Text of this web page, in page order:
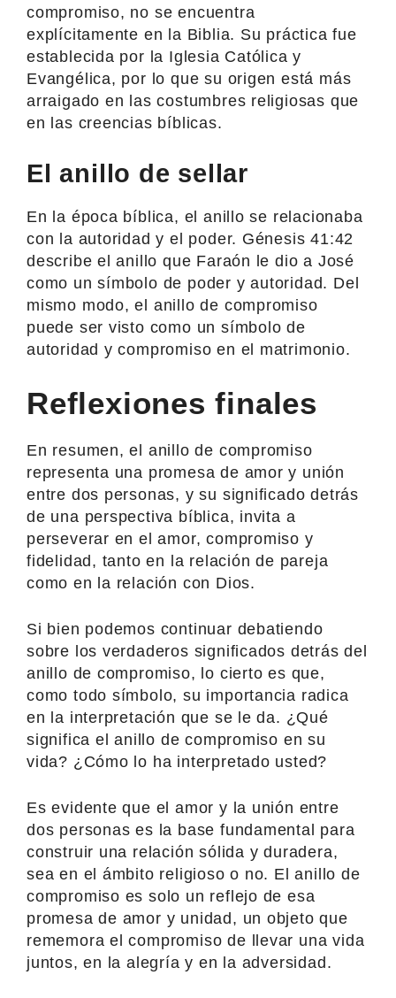
compromiso, no se encuentra
explícitamente en la Biblia. Su práctica fue
establecida por la Iglesia Católica y
Evangélica, por lo que su origen está más
arraigado en las costumbres religiosas que
en las creencias bíblicas.
El anillo de sellar
En la época bíblica, el anillo se relacionaba
con la autoridad y el poder. Génesis 41:42
describe el anillo que Faraón le dio a José
como un símbolo de poder y autoridad. Del
mismo modo, el anillo de compromiso
puede ser visto como un símbolo de
autoridad y compromiso en el matrimonio.
Reflexiones finales
En resumen, el anillo de compromiso
representa una promesa de amor y unión
entre dos personas, y su significado detrás
de una perspectiva bíblica, invita a
perseverar en el amor, compromiso y
fidelidad, tanto en la relación de pareja
como en la relación con Dios.
Si bien podemos continuar debatiendo
sobre los verdaderos significados detrás del
anillo de compromiso, lo cierto es que,
como todo símbolo, su importancia radica
en la interpretación que se le da. ¿Qué
significa el anillo de compromiso en su
vida? ¿Cómo lo ha interpretado usted?
Es evidente que el amor y la unión entre
dos personas es la base fundamental para
construir una relación sólida y duradera,
sea en el ámbito religioso o no. El anillo de
compromiso es solo un reflejo de esa
promesa de amor y unidad, un objeto que
rememora el compromiso de llevar una vida
juntos, en la alegría y en la adversidad.